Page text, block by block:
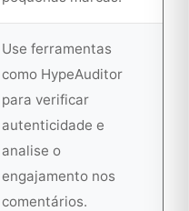
Use ferramentas
como HypeAuditor
para verificar
autenticidade e
analise o
engajamento nos
comentários.